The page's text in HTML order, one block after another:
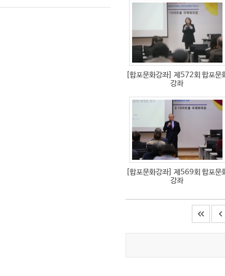
[합포문화강좌] 제572회 합포문
강좌
[합포문화강좌] 제569회 합포문
강좌